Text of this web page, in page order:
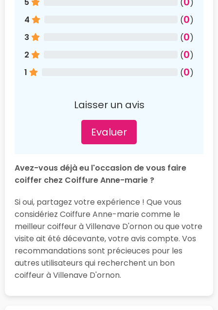
(
)
4
(0)
3
(0)
2
(0)
1
(0)
Laisser un avis
Evaluer
Avez-vous déjà eu l'occasion de vous faire
coiffer chez Coiffure Anne-marie ?
Si oui, partagez votre expérience ! Que vous
considériez Coiffure Anne-marie comme le
meilleur coiffeur à Villenave D'ornon ou que votre
visite ait été décevante, votre avis compte. Vos
recommandations sont précieuces pour les
autres utilisateurs qui recherchent un bon
coiffeur à Villenave D'ornon.